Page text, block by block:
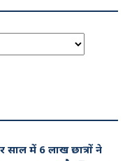
साल में 6 लाख छात्रों ने